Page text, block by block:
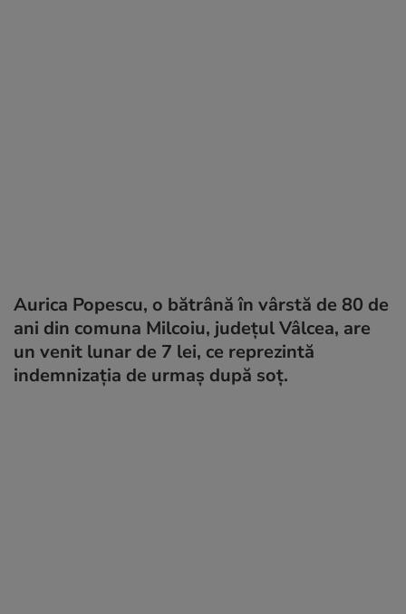
Aurica Popescu, o bătrână în vârstă de 80 de
ani din comuna Milcoiu, judeţul Vâlcea, are
un venit lunar de 7 lei, ce reprezintă
indemnizaţia de urmaş după soţ.